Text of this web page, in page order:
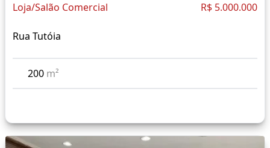
Loja/Salão Comercial R$ 5.000.000
Rua Tutóia
200 m²